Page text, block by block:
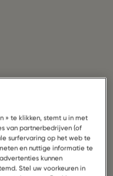
» te klikken, stemt u in met
van partnerbedrijven (of
surfervaring op het web te
en nuttige informatie te
kunnen
Stel uw voorkeuren in